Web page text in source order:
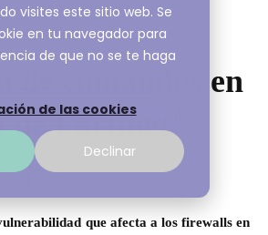
visites este sitio web. Se
en tu navegador para
de que no se te haga
de las cookies
Declinar
de comandos en
de Fortinet
que afecta a los firewalls en